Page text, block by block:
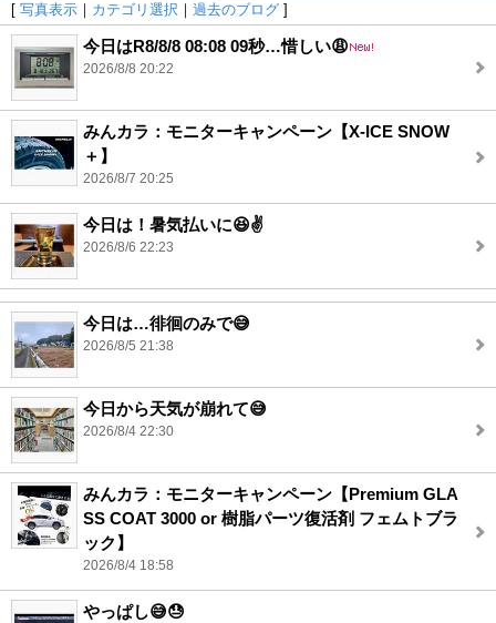
[ 写真表示 ｜ カテゴリ選択 ｜ 過去のブログ ]
今日はR8/8/8 08:08 09秒…惜しい😩
2026/8/8 20:22
みんカラ：モニターキャンペーン【X-ICE SNOW
＋】
2026/8/7 20:25
今日は！暑気払いに😆✌️
2026/8/6 22:23
今日は…徘徊のみで😅
2026/8/5 21:38
今日から天気が崩れて😅
2026/8/4 22:30
みんカラ：モニターキャンペーン【Premium GLA
SS COAT 3000 or 樹脂パーツ復活剤 フェムトブラ
ック】
2026/8/4 18:58
やっぱし😅😓